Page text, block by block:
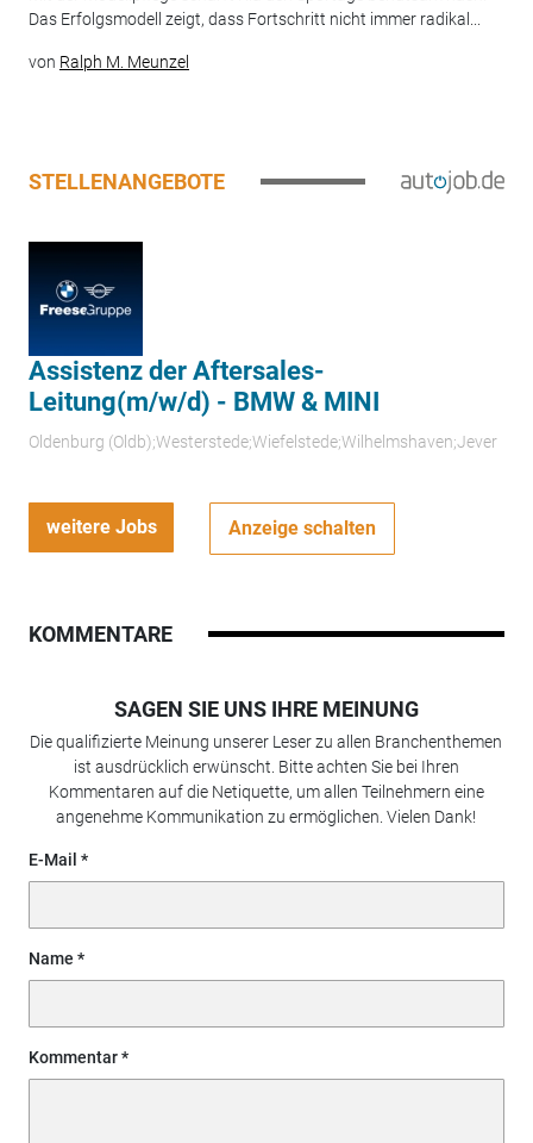
Das Erfolgsmodell zeigt, dass Fortschritt nicht immer radikal...
von Ralph M. Meunzel
STELLENANGEBOTE
Assistenz der Aftersales-
Leitung(m/w/d) - BMW & MINI
Oldenburg (Oldb);Westerstede;Wiefelstede;Wilhelmshaven;Jever
weitere Jobs Anzeige schalten
KOMMENTARE
SAGEN SIE UNS IHRE MEINUNG
Die qualifizierte Meinung unserer Leser zu allen Branchenthemen
ist ausdrücklich erwünscht. Bitte achten Sie bei Ihren
Kommentaren auf die Netiquette, um allen Teilnehmern eine
angenehme Kommunikation zu ermöglichen. Vielen Dank!
E-Mail
Name
Kommentar